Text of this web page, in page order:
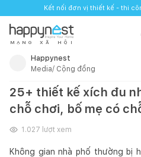
Kết nối đơn vị thiết kế - thi
M Ạ N G X Ã H Ộ I
Happynest
Media/ Cộng đồng
25+ thiết kế xích đu
chỗ chơi, bố mẹ có chỗ
1.027 lượt xem
Không gian nhà phố thường bị